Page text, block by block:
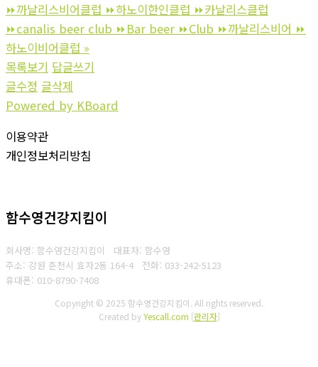
⏩까날리스비어클럽 ⏩하노이한인클럽 ⏩‍‍카날리스클럽
⏩‍canalis beer club ⏩Bar beer ⏩‍‍Club ‍‍⏩까날리스비어 ‍‍⏩
하노이비어클럽 »
목록보기 답글쓰기
글수정 글삭제
Powered by KBoard
이용약관
개인정보처리방침
함수영건강지킴이
회사명: 함수영건강지킴이 대표자: 함수영
주소: 강원 춘천시 효자2동 164-4 전화: 033-242-5123
휴대폰: 010-8790-7408
Copyright © 2025 함수영건강지킴이. All rights reserved.
Created byYescall.com [관리자]